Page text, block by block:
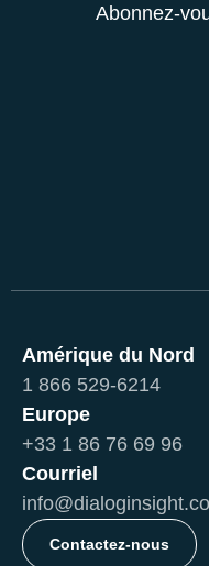
Abonnez-
Amérique du Nord
1 866 529-6214
Europe
+33 1 86 76 69 96
Courriel
Contactez-nous